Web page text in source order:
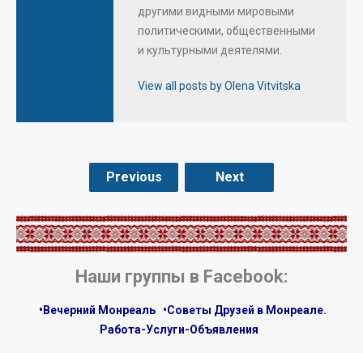
другими видными мировыми
политическими, общественными
и культурными деятелями.
View all posts by Olena Vitvitska
Previous Next
.
Наши группы в Facebook:
•Вечерний Монреаль
•Советы Друзей в Монреале.
Работа-Услуги-Объявления